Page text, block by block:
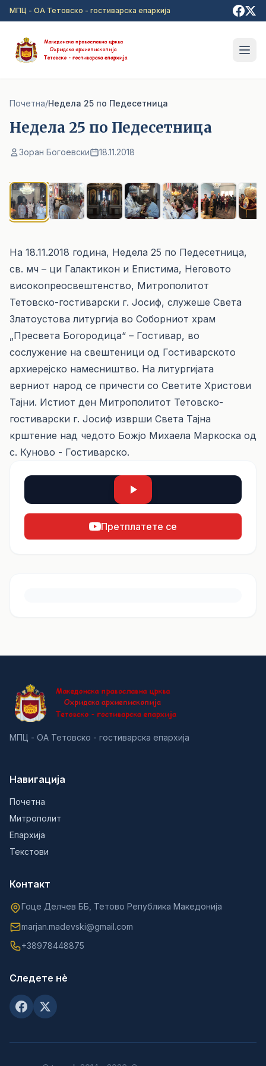
Прејди на главна содржина
МПЦ - ОА Тетовско - гостиварска епархија
Почетна/Недела 25 по Педесетница
Недела 25 по Педесетница
Зоран Богоевски 18.11.2018
На 18.11.2018 година, Недела 25 по Педесетница,
св. мч – ци Галактикон и Епистима, Неговото
високопреосвештенство, Митрополитот
Тетовско-гостиварски г. Јосиф, служеше Света
Златоустова литургија во Соборниот храм
„Пресвета Богородица“ – Гостивар, во
сослужение на свештеници од Гостиварското
архиерејско намесништво. На литургијата
верниот народ се причести со Светите Христови
Тајни. Истиот ден Митрополитот Тетовско-
гостиварски г. Јосиф изврши Света Тајна
крштение над чедото Божјо Михаела Маркоска од
с. Куново - Гостиварско.
Претплатете се
МПЦ - ОА Тетовско - гостиварска епархија
Навигација
Почетна
Митрополит
Епархија
Текстови
Контакт
Гоце Делчев ББ, Тетово Република Македонија
marjan.madevski@gmail.com
+38978448875
Следете нè